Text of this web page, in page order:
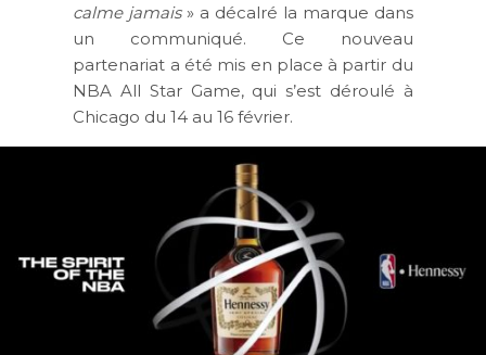
calme jamais» a décalré la marque dans
un communiqué. Ce nouveau
partenariat a été mis en place à partir du
NBA All Star Game, qui s’est déroulé à
Chicago du 14 au 16 février.